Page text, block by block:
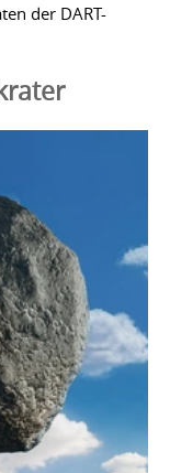
der DART-